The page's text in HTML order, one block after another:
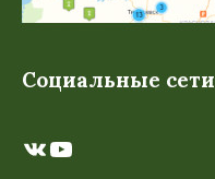
Социальные сети
ВКонтакте
YouTube